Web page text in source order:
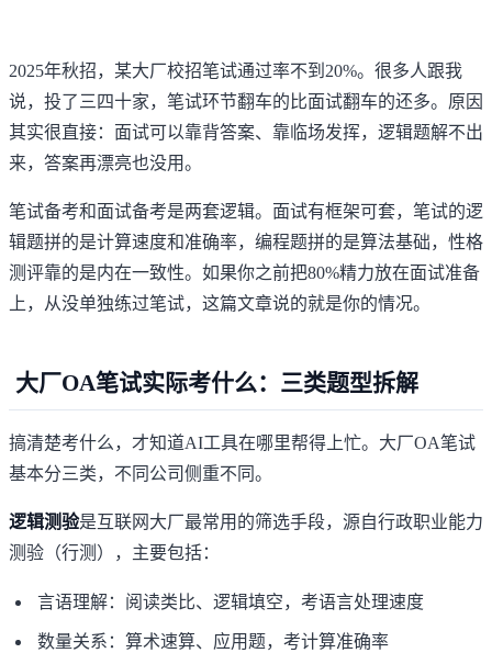
2025年秋招，某大厂校招笔试通过率不到20%。很多人跟我
说，投了三四十家，笔试环节翻车的比面试翻车的还多。原因
其实很直接：面试可以靠背答案、靠临场发挥，逻辑题解不出
来，答案再漂亮也没用。
笔试备考和面试备考是两套逻辑。面试有框架可套，笔试的逻
辑题拼的是计算速度和准确率，编程题拼的是算法基础，性格
测评靠的是内在一致性。如果你之前把80%精力放在面试准备
上，从没单独练过笔试，这篇文章说的就是你的情况。
大厂OA笔试实际考什么：三类题型拆解
搞清楚考什么，才知道AI工具在哪里帮得上忙。大厂OA笔试
基本分三类，不同公司侧重不同。
逻辑测验是互联网大厂最常用的筛选手段，源自行政职业能力
测验（行测），主要包括：
言语理解：阅读类比、逻辑填空，考语言处理速度
数量关系：算术速算、应用题，考计算准确率